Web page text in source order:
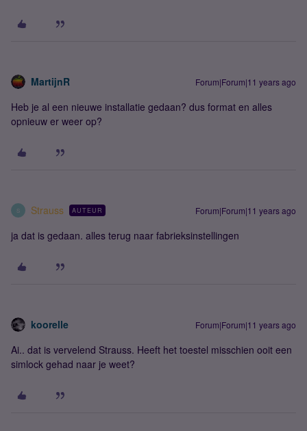
MartijnR Forum|Forum|11 years ago
Heb je al een nieuwe installatie gedaan? dus format en alles
opnieuw er weer op?
S Strauss AUTEUR Forum|Forum|11 years ago
ja dat is gedaan. alles terug naar fabrieksinstellingen
koorelle Forum|Forum|11 years ago
Ai.. dat is vervelend Strauss. Heeft het toestel misschien ooit een
simlock gehad naar je weet?